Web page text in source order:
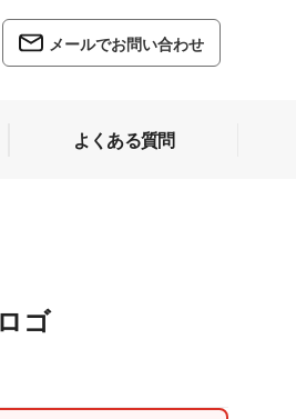
メールでお問い合わせ
よくある質問
ゴ